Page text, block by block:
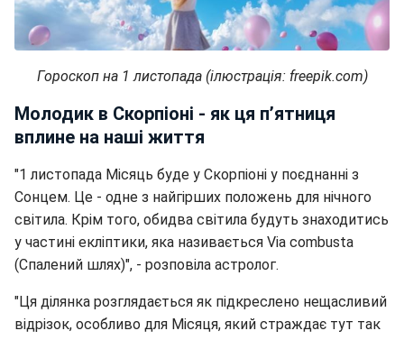
Гороскоп на 1 листопада (ілюстрація: freepik.com)
Молодик в Скорпіоні - як ця пʼятниця
вплине на наші життя
"1 листопада Місяць буде у Скорпіоні у поєднанні з
Сонцем. Це - одне з найгірших положень для нічного
світила. Крім того, обидва світила будуть знаходитись
у частині екліптики, яка називається Via combusta
(Спалений шлях)", - розповіла астролог.
"Ця ділянка розглядається як підкреслено нещасливий
відрізок, особливо для Місяця, який страждає тут так